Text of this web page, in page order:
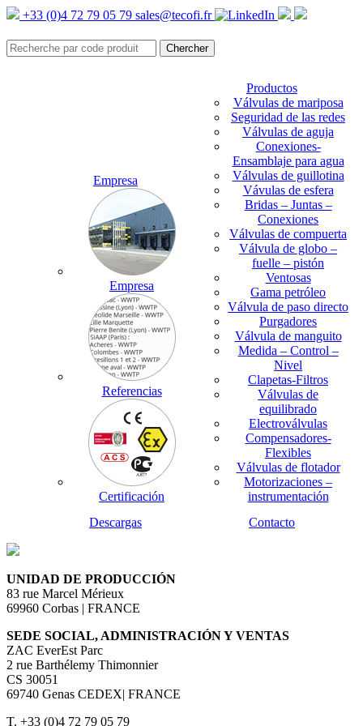
+33 (0)4 72 79 05 79 sales@tecofi.fr
Empresa
Empresa
Referencias
Certificación
Productos
Válvulas de mariposa
Seguridad de las redes
Válvulas de aguja
Conexiones-
Ensamblaje para agua
Válvulas de guillotina
Vávulas de esfera
Bridas – Juntas –
Conexiones
Válvulas de compuerta
Válvula de globo –
fuelle – pistón
Ventosas
Gama petróleo
Válvula de paso directo
Purgadores
Válvula de manguito
Medida – Control –
Nivel
Clapetas-Filtros
Válvulas de
equilibrado
Electroválvulas
Compensadores-
Flexibles
Válvulas de flotador
Motorizaciones –
instrumentación
Descargas
Contacto
UNIDAD DE PRODUCCIÓN
83 rue Marcel Mérieux
69960 Corbas | FRANCE
SEDE SOCIAL, ADMINISTRACIÓN Y VENTAS
ZAC EverEst Parc
2 rue Barthélemy Thimonnier
CS 30051
69740 Genas CEDEX| FRANCE
T. +33 (0)4 72 79 05 79